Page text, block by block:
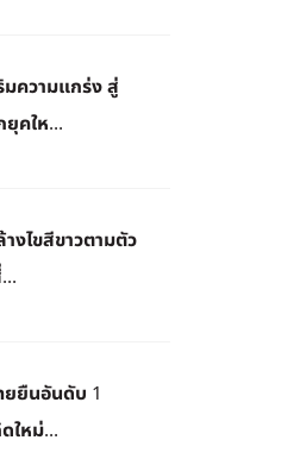
มความแกร่ง สู่
ยุคให...
งไขสีขาวตามตัว
ยยืนอันดับ 1
ใหม่...